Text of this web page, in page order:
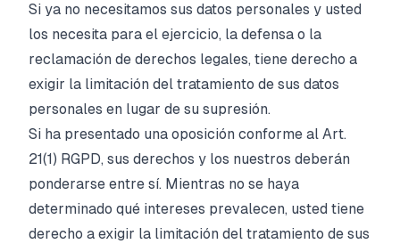
Si ya no necesitamos sus datos personales y usted
los necesita para el ejercicio, la defensa o la
reclamación de derechos legales, tiene derecho a
exigir la limitación del tratamiento de sus datos
personales en lugar de su supresión.
Si ha presentado una oposición conforme al Art.
21(1) RGPD, sus derechos y los nuestros deberán
ponderarse entre sí. Mientras no se haya
determinado qué intereses prevalecen, usted tiene
derecho a exigir la limitación del tratamiento de sus